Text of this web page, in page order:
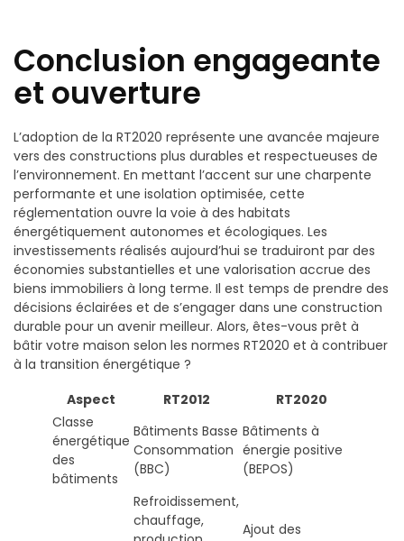
Conclusion engageante
et ouverture
L’adoption de la RT2020 représente une avancée majeure
vers des constructions plus durables et respectueuses de
l’environnement. En mettant l’accent sur une charpente
performante et une isolation optimisée, cette
réglementation ouvre la voie à des habitats
énergétiquement autonomes et écologiques. Les
investissements réalisés aujourd’hui se traduiront par des
économies substantielles et une valorisation accrue des
biens immobiliers à long terme. Il est temps de prendre des
décisions éclairées et de s’engager dans une construction
durable pour un avenir meilleur. Alors, êtes-vous prêt à
bâtir votre maison selon les normes RT2020 et à contribuer
à la transition énergétique ?
Aspect
RT2012
RT2020
Classe
énergétique
des
bâtiments
Bâtiments Basse
Consommation
(BBC)
Bâtiments à
énergie positive
(BEPOS)
Refroidissement,
chauffage,
Ajout des